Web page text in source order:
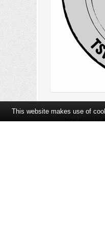
Home
This website makes use of